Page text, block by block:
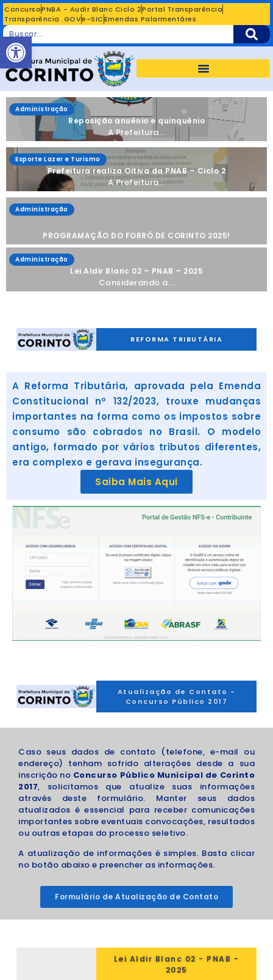
ConcursoPNBA - Audir Blanc Ciclo 2Portal Transparência
Transparência .GOVe-SICEmendas Palarmentáres
Administração
Reposição anuênio e quinquênio
A Prefeitura...
Esporte Lazer e Turismo
Prefeitura realiza Oitiva da PNAB – Ciclo 2
A Prefeitura...
Administração
PROGRAMAÇÃO DO FORRÓ DE CORINTO 2025!
Administração
Lei Aldir Blanc 02 – PNAB – 2025
Considerando a...
REFORMA TRIBUTÁRIA
A Reforma Tributária, aprovada pela Emenda
Constitucional nº 132/2023, trouxe mudanças
importantes na forma como os impostos sobre
consumo são cobrados no Brasil. O modelo
antigo, formado por vários tributos diferentes,
era complexo e gerava insegurança.
Saiba Mais Aqui
Atualização de Contato -
Concurso Público 2017
Caso seus dados de contato (telefone, e-mail ou
endereço) tenham sofrido alterações desde a sua
inscrição no Concurso Público Municipal de Corinto
2017, solicitamos que atualize suas informações
através deste formulário. Manter seus dados
atualizados é essencial para receber comunicações
importantes sobre eventuais convocações, resultados
ou outras etapas do processo seletivo.
A atualização de informações é simples. Basta clicar
no botão abaixo e preencher as informações.
Formulário de Atualização de Contato
Lei Aldir Blanc 02 - PNAB -
2025
Abrir a barra de ferramentas